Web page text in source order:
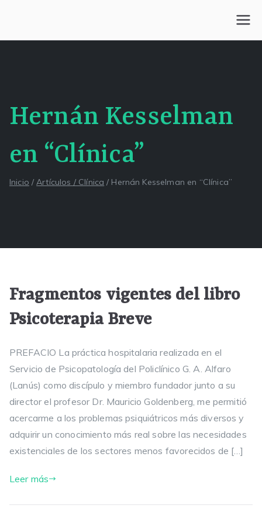
contenido
Centro Kesselman
Hernán Kesselman
en “Clínica”
Inicio Artículos / Clínica Hernán Kesselman en “Clínica”
Fragmentos vigentes del libro
Psicoterapia Breve
PREFACIO La práctica hospitalaria realizada en el
Servicio de Psicopatología del Policlínico G. A. Alfaro
(Lanús) como discípulo y miembro fundador junto a su
director el profesor Dr. Mauricio Goldenberg, me permitió
acercarme a los problemas psiquiátricos más diversos y
adquirir un conocimiento más real sobre las necesidades
existenciales de los sectores menos favorecidos de […]
Leer más